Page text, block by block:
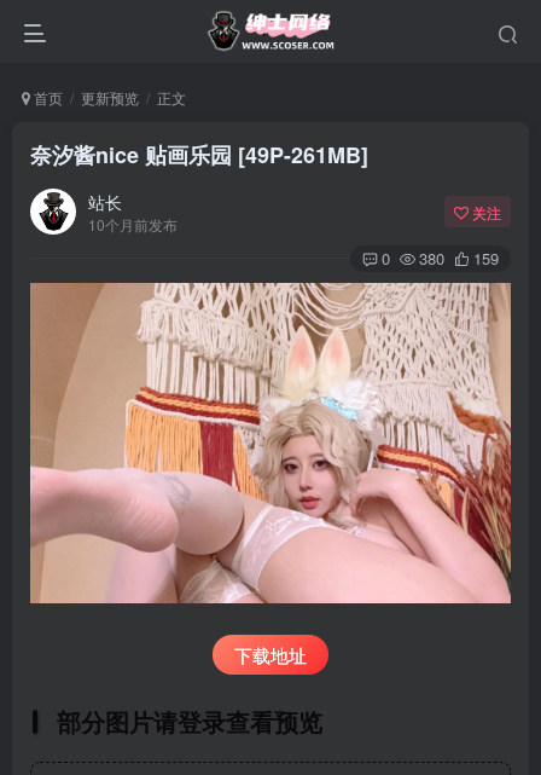
首页 更新预览 正文
奈汐酱nice 贴画乐园 [49P-261MB]
站长
10个月前发布
关注
0 380 159
下载地址
部分图片请登录查看预览